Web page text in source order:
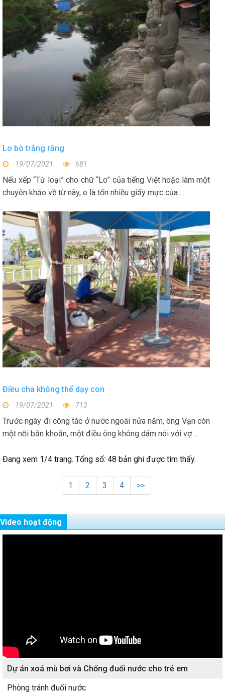
Lo bò trắng răng
19/07/2021 681
Nếu xếp “Từ loại” cho chữ “Lo” của tiếng Việt hoặc làm một
chuyên khảo về từ này, e là tốn nhiều giấy mực của ...
Điều cha không thể dạy con
19/07/2021 713
Trước ngày đi công tác ở nước ngoài nửa năm, ông Vạn còn
một nỗi băn khoăn, một điều ông không dám nói với vợ ...
Đang xem 1/4 trang. Tổng số: 48 bản ghi được tìm thấy.
1 2 3 4 >>
Video hoạt động
Dự án xoá mù bơi và Chống đuối nước cho trẻ em
Phòng tránh đuối nước